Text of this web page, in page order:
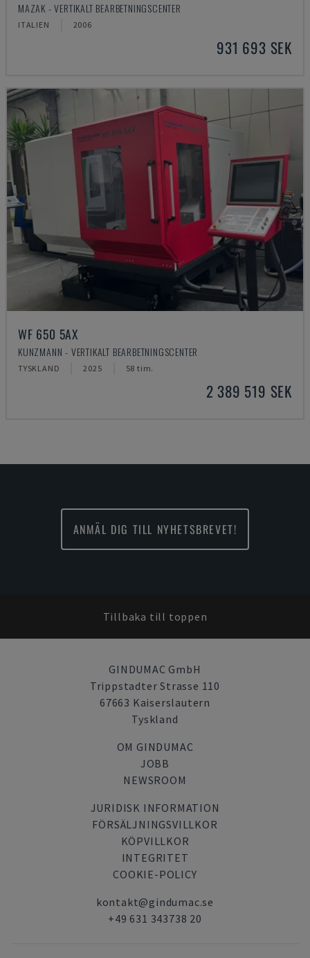
MAZAK - VERTIKALT BEARBETNINGSCENTER
ITALIEN 2006
931 693 SEK
WF 650 5AX
KUNZMANN - VERTIKALT BEARBETNINGSCENTER
TYSKLAND 2025 58 tim.
2 389 519 SEK
ANMÄL DIG TILL NYHETSBREVET!
Tillbaka till toppen
GINDUMAC GmbH
Trippstadter Strasse 110
67663 Kaiserslautern
Tyskland
OM GINDUMAC
JOBB
NEWSROOM
JURIDISK INFORMATION
FÖRSÄLJNINGSVILLKOR
KÖPVILLKOR
INTEGRITET
COOKIE-POLICY
kontakt@gindumac.se
+49 631 343738 20